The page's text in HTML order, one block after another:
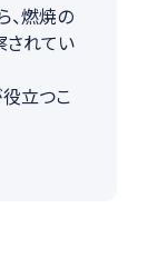
、燃焼の
れてい
立つこ